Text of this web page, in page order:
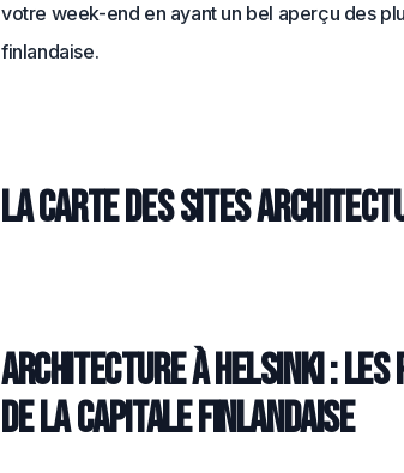
votre week-end en ayant un bel aperçu des
finlandaise.
La carte des sites
Architecture à Helsinki : les
de la capitale finlandaise